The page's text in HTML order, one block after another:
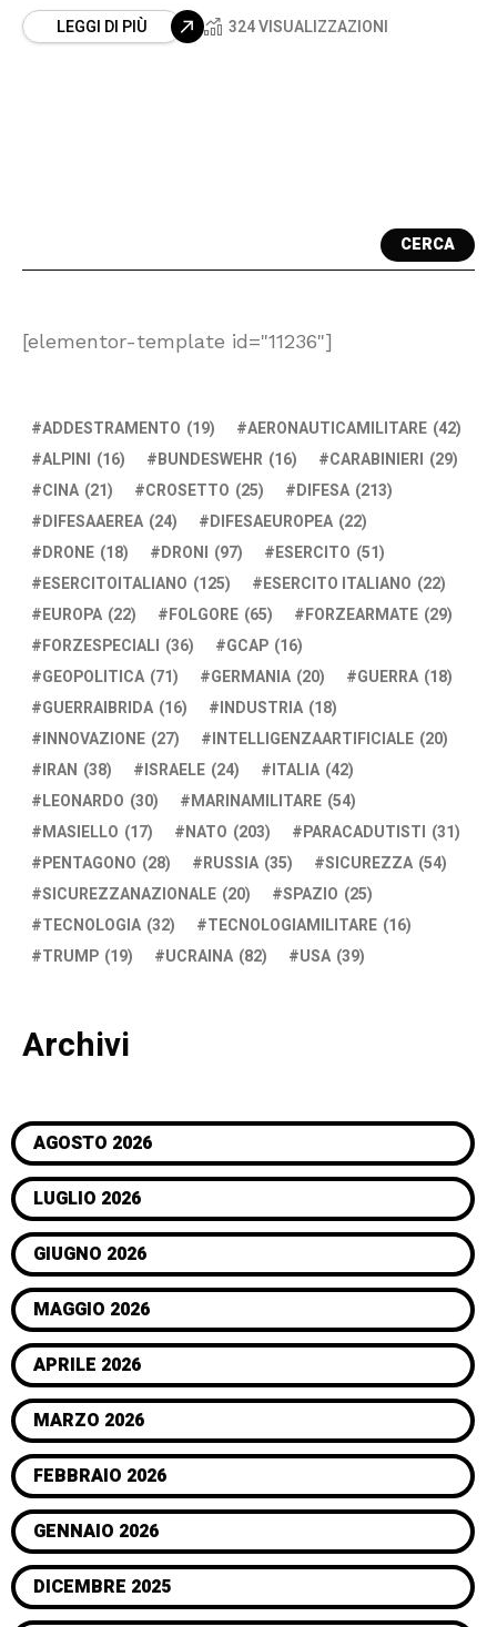
LEGGI DI PIÙ 324 VISUALIZZAZIONI
CERCA
[elementor-template id="11236"]
ADDESTRAMENTO (19) AERONAUTICAMILITARE (42)
ALPINI (16) BUNDESWEHR (16) CARABINIERI (29)
CINA (21) CROSETTO (25) DIFESA (213)
DIFESAAEREA (24) DIFESAEUROPEA (22)
DRONE (18) DRONI (97) ESERCITO (51)
ESERCITOITALIANO (125) ESERCITO ITALIANO (22)
EUROPA (22) FOLGORE (65) FORZEARMATE (29)
FORZESPECIALI (36) GCAP (16)
GEOPOLITICA (71) GERMANIA (20) GUERRA (18)
GUERRAIBRIDA (16) INDUSTRIA (18)
INNOVAZIONE (27) INTELLIGENZAARTIFICIALE (20)
IRAN (38) ISRAELE (24) ITALIA (42)
LEONARDO (30) MARINAMILITARE (54)
MASIELLO (17) NATO (203) PARACADUTISTI (31)
PENTAGONO (28) RUSSIA (35) SICUREZZA (54)
SICUREZZANAZIONALE (20) SPAZIO (25)
TECNOLOGIA (32) TECNOLOGIAMILITARE (16)
TRUMP (19) UCRAINA (82) USA (39)
Archivi
AGOSTO 2026
LUGLIO 2026
GIUGNO 2026
MAGGIO 2026
APRILE 2026
MARZO 2026
FEBBRAIO 2026
GENNAIO 2026
DICEMBRE 2025